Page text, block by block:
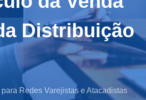
Distribuição
Redes Varejistas e Atacadistas